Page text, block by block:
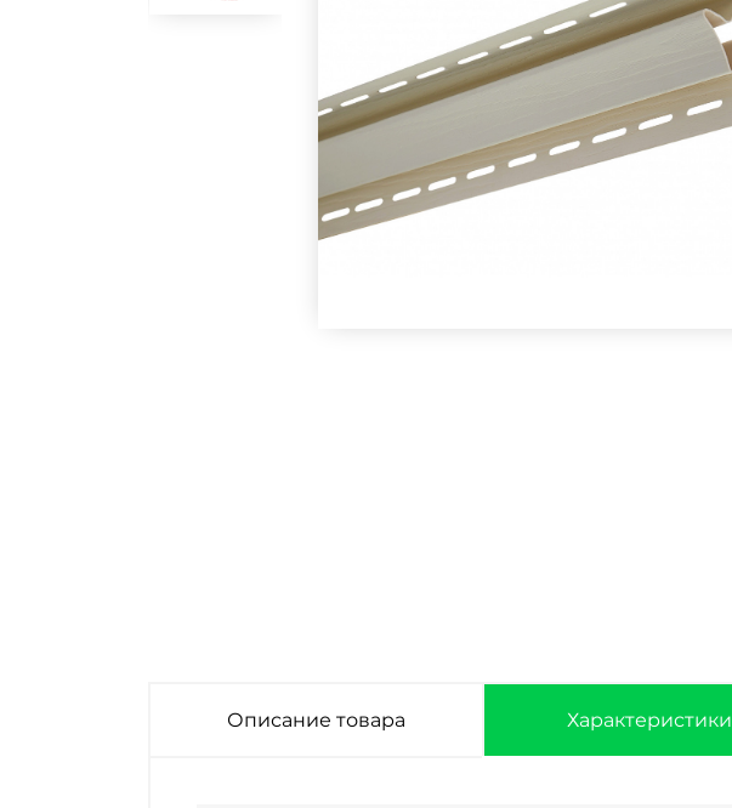
Описание товара Характеристики